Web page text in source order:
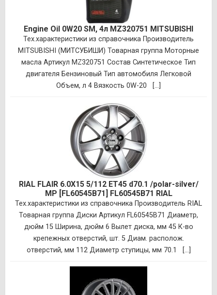
Engine Oil 0W20 SM, 4л MZ320751 MITSUBISHI
Тех.характеристики из справочника Производитель
MITSUBISHI (МИТСУБИШИ) Товарная группа Моторные
масла Артикул MZ320751 Состав Синтетическое Тип
двигателя Бензиновый Тип автомобиля Легковой
Объем, л 4 Вязкость 0W-20 [...]
RIAL FLAIR 6.0X15 5/112 ET45 d70.1 /polar-silver/
MP [FL60545B71] FL60545B71 RIAL
Тех.характеристики из справочника Производитель RIAL
Товарная группа Диски Артикул FL60545B71 Диаметр,
дюйм 15 Ширина, дюйм 6 Вылет диска, мм 45 К-во
крепежных отверстий, шт. 5 Диам. располож.
отверстий, мм 112 Диаметр ступицы, мм 70.1 [...]